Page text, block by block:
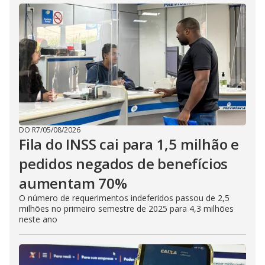
d
e
o
DO R7/05/08/2026
Fila do INSS cai para 1,5 milhão e
pedidos negados de benefícios
aumentam 70%
O número de requerimentos indeferidos passou de 2,5
milhões no primeiro semestre de 2025 para 4,3 milhões
neste ano